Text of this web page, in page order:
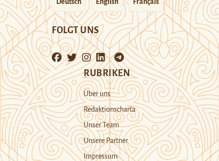
FOLGT UNS
RUBRIKEN
Über uns
Redaktionscharta
Unser Team
Unsere Partner
Impressum